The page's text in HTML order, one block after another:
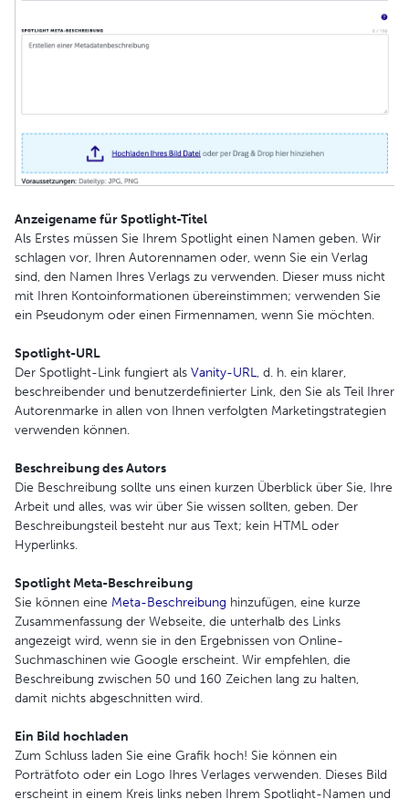
Anzeigename für Spotlight-Titel
Als Erstes müssen Sie Ihrem Spotlight einen Namen geben. Wir
schlagen vor, Ihren Autorennamen oder, wenn Sie ein Verlag
sind, den Namen Ihres Verlags zu verwenden. Dieser muss nicht
mit Ihren Kontoinformationen übereinstimmen; verwenden Sie
ein Pseudonym oder einen Firmennamen, wenn Sie möchten.
Spotlight-URL
Der Spotlight-Link fungiert als Vanity-URL, d. h. ein klarer,
beschreibender und benutzerdefinierter Link, den Sie als Teil Ihrer
Autorenmarke in allen von Ihnen verfolgten Marketingstrategien
verwenden können.
Beschreibung des Autors
Die Beschreibung sollte uns einen kurzen Überblick über Sie, Ihre
Arbeit und alles, was wir über Sie wissen sollten, geben. Der
Beschreibungsteil besteht nur aus Text; kein HTML oder
Hyperlinks.
Spotlight Meta-Beschreibung
Sie können eine Meta-Beschreibung hinzufügen, eine kurze
Zusammenfassung der Webseite, die unterhalb des Links
angezeigt wird, wenn sie in den Ergebnissen von Online-
Suchmaschinen wie Google erscheint. Wir empfehlen, die
Beschreibung zwischen 50 und 160 Zeichen lang zu halten,
damit nichts abgeschnitten wird.
Ein Bild hochladen
Zum Schluss laden Sie eine Grafik hoch! Sie können ein
Porträtfoto oder ein Logo Ihres Verlages verwenden. Dieses Bild
erscheint in einem Kreis links neben Ihrem Spotlight-Namen und